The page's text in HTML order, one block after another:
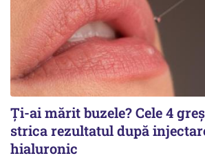
Ți-ai mărit buzele? Cele 4
strica rezultatul după
hialuronic